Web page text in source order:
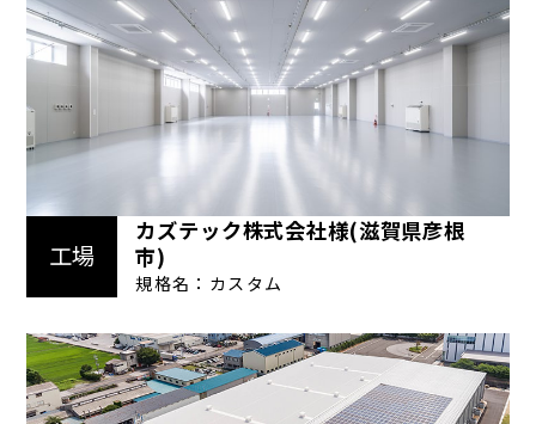
工場
カズテック株式会社様(滋賀県彦根
市)
規格名：カスタム